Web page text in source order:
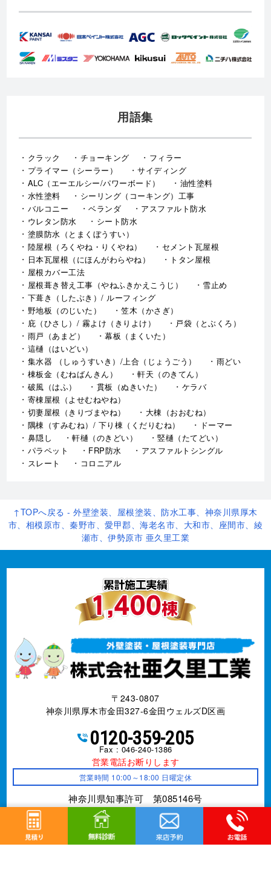
用語集
クラック チョーキング
フィラー
プライマー（シーラー）
サイディング
ALC（エーエルシー/パワーボード）
油性塗料
水性塗料
シーリング（コーキング）工事
バルコニー
ベランダ
アスファルト防水
ウレタン防水
シート防水
塗膜防水（とまくぼうすい）
陸屋根（ろくやね・りくやね）
セメント瓦屋根
日本瓦屋根（にほんがわらやね）
トタン屋根
屋根カバー工法
屋根葺き替え工事（やねふきかえこうじ）
雪止め
下葺き（したぶき）/ ルーフィング
野地板（のじいた）
笠木（かさぎ）
庇（ひさし）/ 霧よけ（きりよけ）
戸袋（とぶくろ）
雨戸（あまど）
幕板（まくいた）
這樋（はいどい）
集水器 （しゅうすいき）/上合（じょうごう）
雨どい
棟板金（むねばんきん）
軒天（のきてん）
破風（はふ）
貫板（ぬきいた）
ケラバ
寄棟屋根（よせむねやね）
切妻屋根（きりづまやね）
大棟（おおむね）
隅棟（すみむね）/ 下り棟（くだりむね）
ドーマー
鼻隠し
軒樋（のきどい）
竪樋（たてどい）
パラペット
FRP防水
アスファルトシングル
スレート
コロニアル
↑TOPへ戻る - 外壁塗装、屋根塗装、防水工事、神奈川県厚木
市、相模原市、秦野市、愛甲郡、海老名市、大和市、座間市、綾
瀬市、伊勢原市 亜久里工業
〒243-0807
神奈川県厚木市金田327-6金田ウェルズD区画
0120-359-205
Fax : 046-240-1386
営業電話お断りします
営業時間 10:00～18:00 日曜定休
神奈川県知事許可 第085146号
外壁改修工事、塗装工事⼀式、防水工事、シーリング